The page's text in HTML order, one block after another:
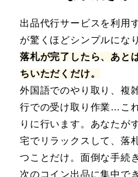
出品代行サービスを利用
が驚くほどシンプルにな
落札が完了したら、あと
ちいただくだけ。
外国語でのやり取り、複
行での受け取り作業…こ
りに行います。あなたが
宅でリラックスして、落
つことだけ。面倒な手続
次のコイン出品に集中で